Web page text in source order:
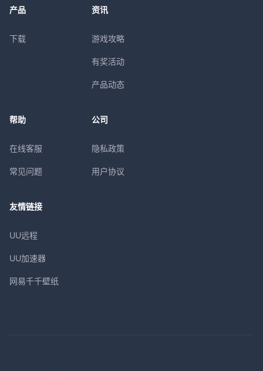
产品
下载
资讯
游戏攻略
有奖活动
产品动态
帮助
在线客服
常见问题
公司
隐私政策
用户协议
友情链接
UU远程
UU加速器
网易千千壁纸